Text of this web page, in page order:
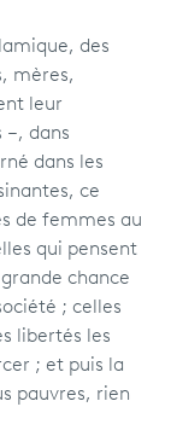
des
mères,
leur
–, dans
dans les
ce
de femmes au
qui pensent
chance
; celles
libertés les
; et puis la
pauvres, rien